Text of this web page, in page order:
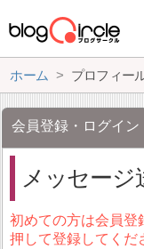
ホーム プロフィー
会員登録・ログイン
メッセージ
初めての方は会員登
押して登録してくだ